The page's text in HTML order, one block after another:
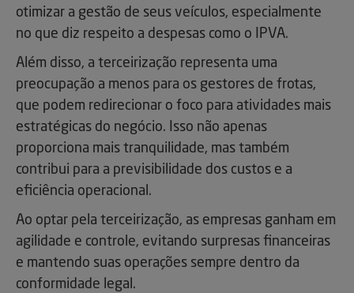
otimizar a gestão de seus veículos, especialmente
no que diz respeito a despesas como o IPVA.
Além disso, a terceirização representa uma
preocupação a menos para os gestores de frotas,
que podem redirecionar o foco para atividades mais
estratégicas do negócio. Isso não apenas
proporciona mais tranquilidade, mas também
contribui para a previsibilidade dos custos e a
eficiência operacional.
Ao optar pela terceirização, as empresas ganham em
agilidade e controle, evitando surpresas financeiras
e mantendo suas operações sempre dentro da
conformidade legal.